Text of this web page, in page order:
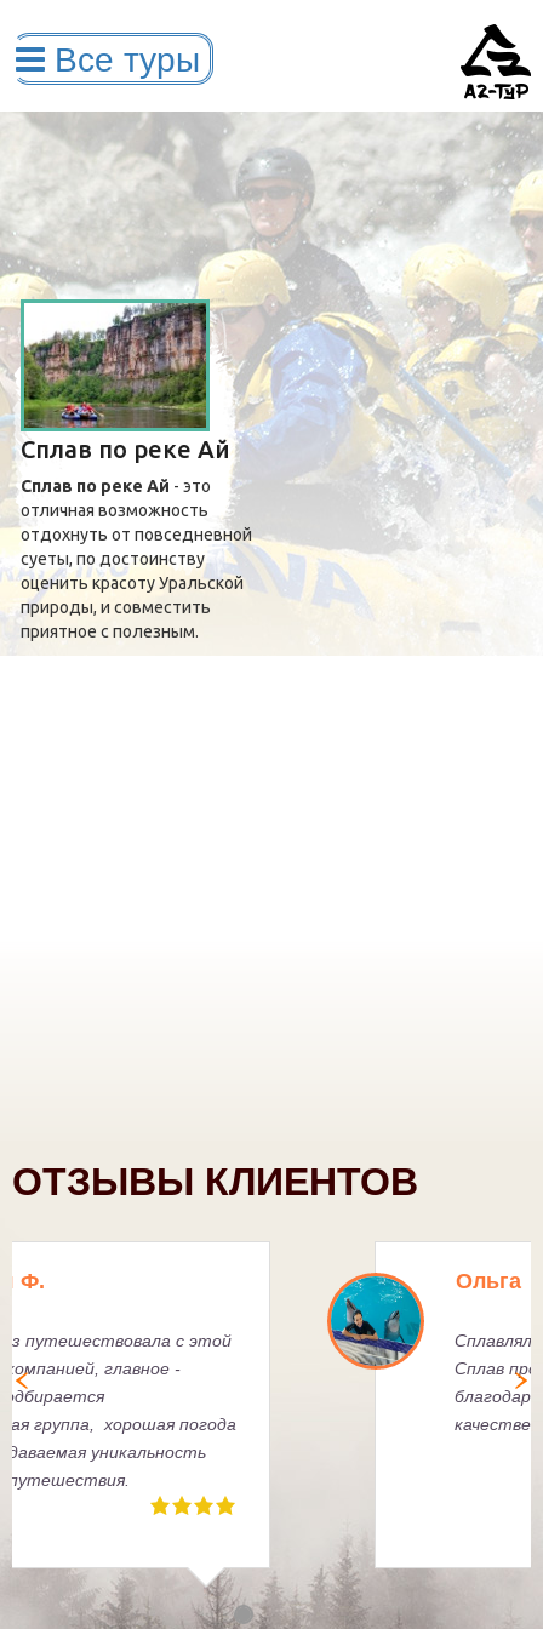
Сплав по реке Ай
Сплав по реке Ай - это
отличная возможность
отдохнуть от повседневной
суеты, по достоинству
оценить красоту Уральской
природы, и совместить
приятное с полезным.
ОТЗЫВЫ КЛИЕНТОВ
Евгений Н.
Бронируя туры в А2, я всегда
уверен, что получу порцию
хорошего настроения и заряд
бодрости на несколько недель
вперед. Благодарю ребят за то,
что подсадили на дух
авантюризма!!!)))